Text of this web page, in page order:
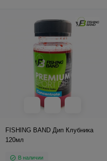
FISHING BAND Дип Клубника
120мл
В наличии